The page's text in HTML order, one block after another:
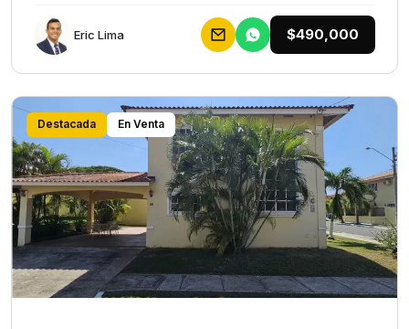
Eric Lima $490,000
Destacada En Venta